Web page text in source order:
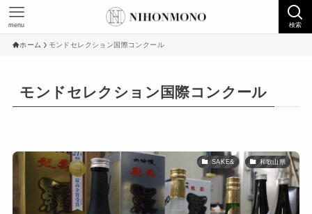
検索
menu
ホーム モンドセレクション国際コンクール
モンドセレクション国際コンクール
SAKE& 和歌山県